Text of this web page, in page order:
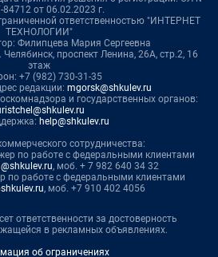
от 06.02.2023 г.
ответственностью "ИНТЕРНЕТ
ТЕХНОЛОГИИ"
Филипцева Мария Сергеевна
проспект Ленина, 26А, стр.2, 16
этаж
+7 (982) 730-31-35
редакции: mgorsk@shkulev.ru
и государственных органов:
help@shkulev.ru
сотрудничества:
по работе с федеральными клиентами
, моб. + 7 982 640 34 32
по работе с федеральными клиентами
, моб. +7 910 402 4056
ответственности за достоверность
в рекламных объявлениях.
об ограничениях